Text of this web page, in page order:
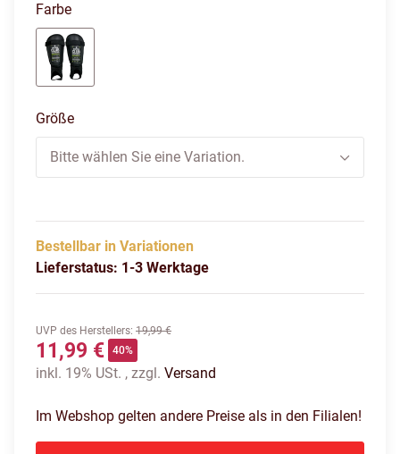
Farbe
Größe
Bitte wählen Sie eine Variation.
Bestellbar in Variationen
Lieferstatus: 1-3 Werktage
UVP des Herstellers: 19,99 €
11,99 € 40%
inkl. 19% USt. , zzgl. Versand
Im Webshop gelten andere Preise als in den Filialen!